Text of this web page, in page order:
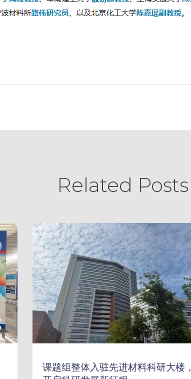
Related Posts
课题组整体入驻先进材料科研大楼，